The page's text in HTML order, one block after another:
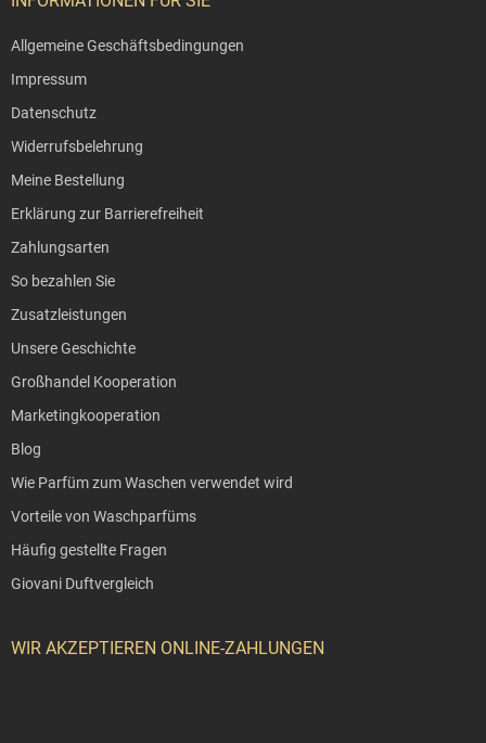
Allgemeine Geschäftsbedingungen
Impressum
Datenschutz
Widerrufsbelehrung
Meine Bestellung
Erklärung zur Barrierefreiheit
Zahlungsarten
So bezahlen Sie
Zusatzleistungen
Unsere Geschichte
Großhandel Kooperation
Marketingkooperation
Blog
Wie Parfüm zum Waschen verwendet wird
Vorteile von Waschparfüms
Häufig gestellte Fragen
Giovani Duftvergleich
WIR AKZEPTIEREN ONLINE-ZAHLUNGEN